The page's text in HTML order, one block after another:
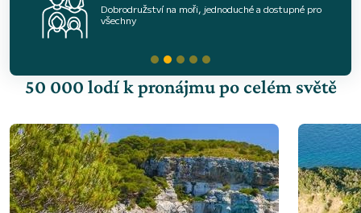
Dobrodružství na moři, jednoduché a dostupné pro
všechny
50 000 lodí k pronájmu po celém světě